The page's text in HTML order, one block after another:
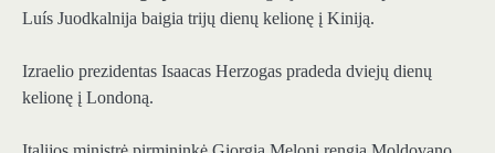
Luís Juodkalnija baigia trijų dienų kelionę į Kiniją.
Izraelio prezidentas Isaacas Herzogas pradeda dviejų dienų
kelionę į Londoną.